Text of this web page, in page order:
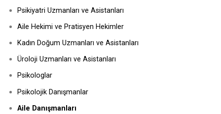
Psikiyatri Uzmanları ve Asistanları
Aile Hekimi ve Pratisyen Hekimler
Kadın Doğum Uzmanları ve Asistanları
Üroloji Uzmanları ve Asistanları
Psikologlar
Psikolojik Danışmanlar
Aile Danışmanları